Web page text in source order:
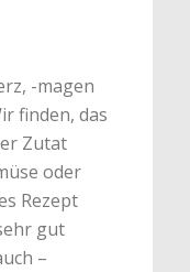
-magen
finden, das
Zutat
oder
Rezept
gut
–